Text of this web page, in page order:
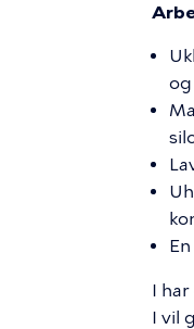
I
I vil